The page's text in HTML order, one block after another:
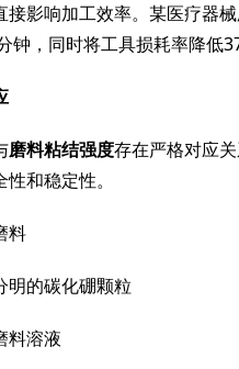
接影响加工效率。某医疗器
，同时将工具损耗率降低
磨料粘结强度存在严格对应
和稳定性。
料
明的碳化硼颗粒
料溶液